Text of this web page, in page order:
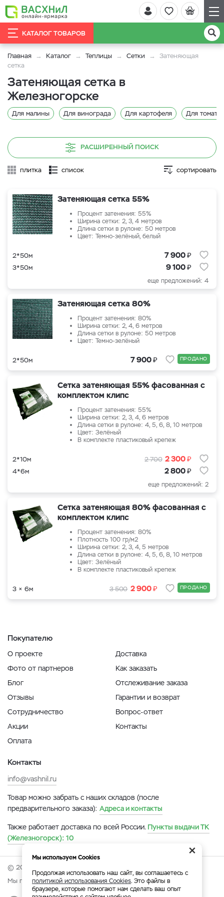
КАТАЛОГ ТОВАРОВ
Главная Каталог Теплицы Сетки
Затеняющая
сетка
Затеняющая сетка в
Железногорске
Для малины Для винограда Для картофеля Для
РАСШИРЕННЫЙ ПОИСК
плитка список сортировать
Затеняющая сетка 55%
Процент затенения: 55%
Ширина сетки: 2, 3, 4 метров
Длина сетки в рулоне: 50 метров
Цвет: Темно-зелёный, белый
2*50м 7 900₽
3*50м 9 100₽
еще предложений: 4
Затеняющая сетка 80%
Процент затенения: 80%
Ширина сетки: 2, 4, 6 метров
Длина сетки в рулоне: 50 метров
Цвет: Темно-зелёный
2*50м 7 900₽ ПРОДАНО
Сетка затеняющая 55% фасованная с
комплектом клипс
Процент затенения: 55%
Ширина сетки: 2, 3, 4, 6 метров
Длина сетки в рулоне: 4, 5, 6, 8, 10 метров
Цвет: Зелёный
В комплекте пластиковый крепеж
2*10м 2 700 2 300₽
4*6м 2 800₽
еще предложений: 2
Сетка затеняющая 80% фасованная с
комплектом клипс
Процент затенения: 80%
Плотность 100 гр/м2
Ширина сетки: 2, 3, 4, 5 метров
Длина сетки в рулоне: 4, 5, 6, 8, 10 метров
Цвет: Зелёный
В комплекте пластиковый крепеж
3 × 6м 3 500 2 900₽ ПРОДАНО
Покупателю
О проекте
Фото от партнеров
Блог
Отзывы
Сотрудничество
Акции
Оплата
Доставка
Как заказать
Отслеживание заказа
Гарантии и возврат
Вопрос-ответ
Контакты
Контакты
info@vashnil.ru
Товар можно забрать с наших складов (после
предварительного заказа): Адреса и контакты
Также работает доставка по всей России. Пункты выдачи ТК
(Железногорск): 10
© 2026 Онлайн-ярмарка ВАСХНиЛ.
Мы принимаем:
×
Мы используем Cookies
Продолжая использовать наш сайт, вы соглашаетесь с
политикой использования Cookies. Это файлы в
браузере, которые помогают нам сделать ваш опыт